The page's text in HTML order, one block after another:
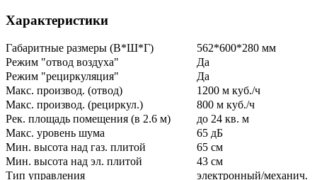
Характеристики
Габаритные размеры (В*Ш*Г)
562*600*280 мм
Режим "отвод воздуха"
Да
Режим "рециркуляция"
Да
Макс. производ. (отвод)
1200 м куб./ч
Макс. производ. (рециркул.)
800 м куб./ч
Рек. площадь помещения (в 2.6 м)
до 24 кв. м
Макс. уровень шума
65 дБ
Мин. высота над газ. плитой
65 см
Мин. высота над эл. плитой
43 см
Тип управления
электронный/механич.